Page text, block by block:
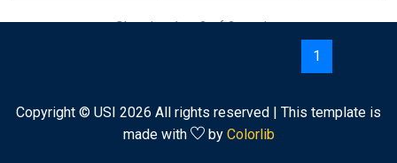
Showing 1 to 2 of 2 entries
1
Copyright © USI 2026 All rights reserved | This template is
made with
by Colorlib